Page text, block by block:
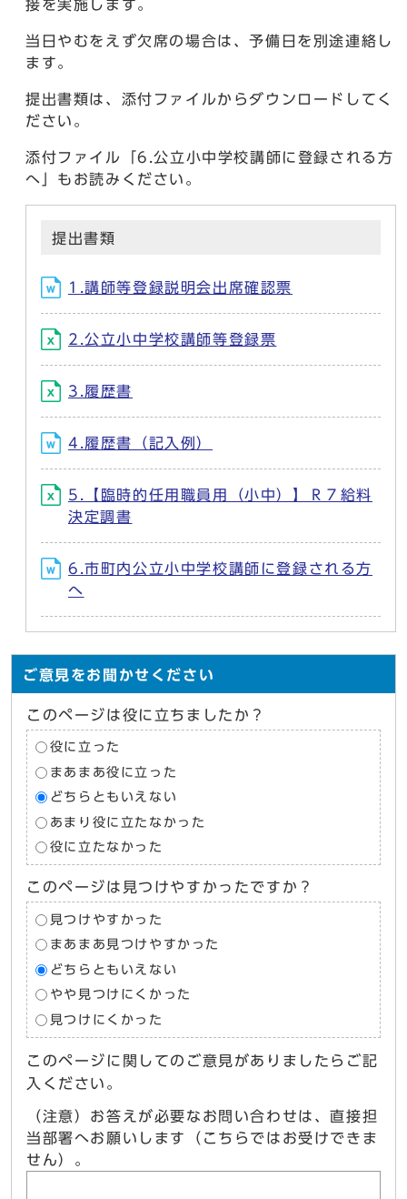
接を実施します。
当日やむをえず欠席の場合は、予備日を別途連絡し
ます。
提出書類は、添付ファイルからダウンロードしてく
ださい。
添付ファイル「6.公立小中学校講師に登録される方
へ」もお読みください。
提出書類
1.講師等登録説明会出席確認票
2.公立小中学校講師等登録票
3.履歴書
4.履歴書（記入例）
5.【臨時的任用職員用（小中）】Ｒ７給料
決定調書
6.市町内公立小中学校講師に登録される方
へ
ご意見をお聞かせください
このページは役に立ちましたか？
役に立った
まあまあ役に立った
どちらともいえない
あまり役に立たなかった
役に立たなかった
このページは見つけやすかったですか？
見つけやすかった
まあまあ見つけやすかった
どちらともいえない
やや見つけにくかった
見つけにくかった
このページに関してのご意見がありましたらご記
入ください。
（注意）お答えが必要なお問い合わせは、直接担
当部署へお願いします（こちらではお受けできま
せん）。